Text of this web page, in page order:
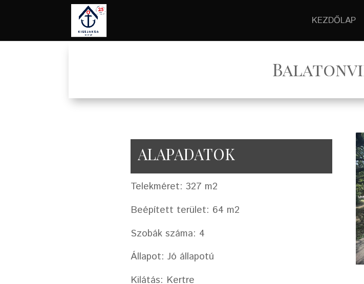
KEZDŐLAP
ALAPADATOK
Telekméret: 327 m2
Beépített terület: 64 m2
Szobák száma: 4
Állapot: Jó állapotú
Kilátás: Kertre